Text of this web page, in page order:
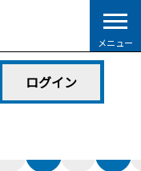
メニュー
ログイン